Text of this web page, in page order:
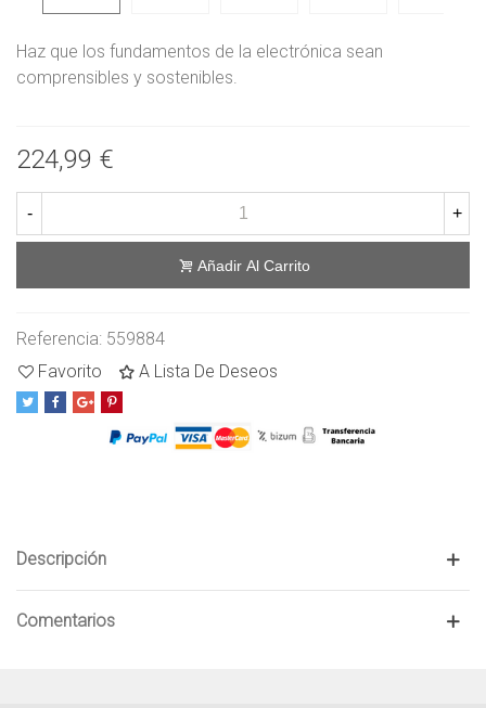
Haz que los fundamentos de la electrónica sean
comprensibles y sostenibles.
224,99 €
- +
Añadir Al Carrito
Referencia: 559884
Favorito
A Lista De Deseos
Descripción
Comentarios